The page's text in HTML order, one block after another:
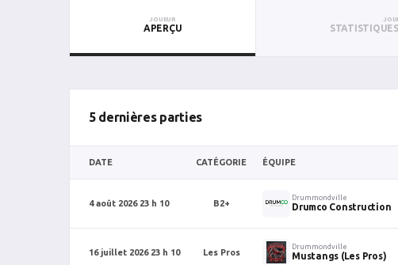
JOUEUR
APERÇU
5 dernières parties
DATE CATÉGORIE ÉQUIPE
4 août 2026 23 h 10 B2+
Drummondville
Drumco Construction
16 juillet 2026 23 h 10 Les Pros
Drummondville
Mustangs (Les Pros)